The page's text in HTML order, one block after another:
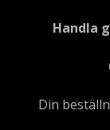
Handla
Din